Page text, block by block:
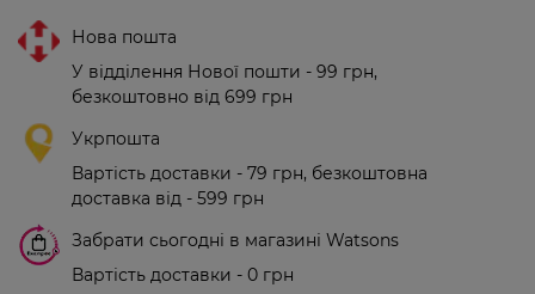
Нова пошта
У відділення Нової пошти - 99 грн,
безкоштовно від 699 грн
Укрпошта
Вартість доставки - 79 грн, безкоштовна
доставка від - 599 грн
Забрати сьогодні в магазині Watsons
Вартість доставки - 0 грн